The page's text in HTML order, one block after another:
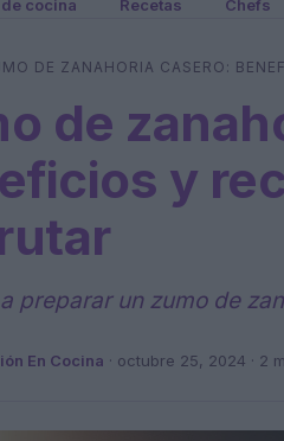
cocina Recetas Chefs
DE ZANAHORIA CASERO:
de
y
preparar un zumo de
En Cocina · octubre 25, 2024 · 2